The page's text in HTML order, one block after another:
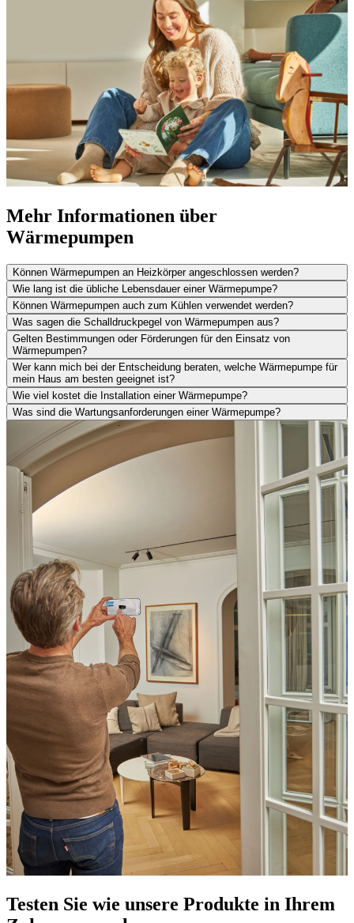
Mehr Informationen über
Wärmepumpen
Können Wärmepumpen an Heizkörper angeschlossen werden?
Wie lang ist die übliche Lebensdauer einer Wärmepumpe?
Können Wärmepumpen auch zum Kühlen verwendet werden?
Was sagen die Schalldruckpegel von Wärmepumpen aus?
Gelten Bestimmungen oder Förderungen für den Einsatz von
Wärmepumpen?
Wer kann mich bei der Entscheidung beraten, welche Wärmepumpe für
mein Haus am besten geeignet ist?
Wie viel kostet die Installation einer Wärmepumpe?
Was sind die Wartungsanforderungen einer Wärmepumpe?
Testen Sie wie unsere Produkte in Ihrem